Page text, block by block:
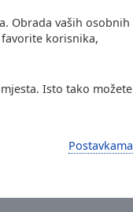
Obrada vaših osobnih
korisnika,
Isto tako možete
Postavkama